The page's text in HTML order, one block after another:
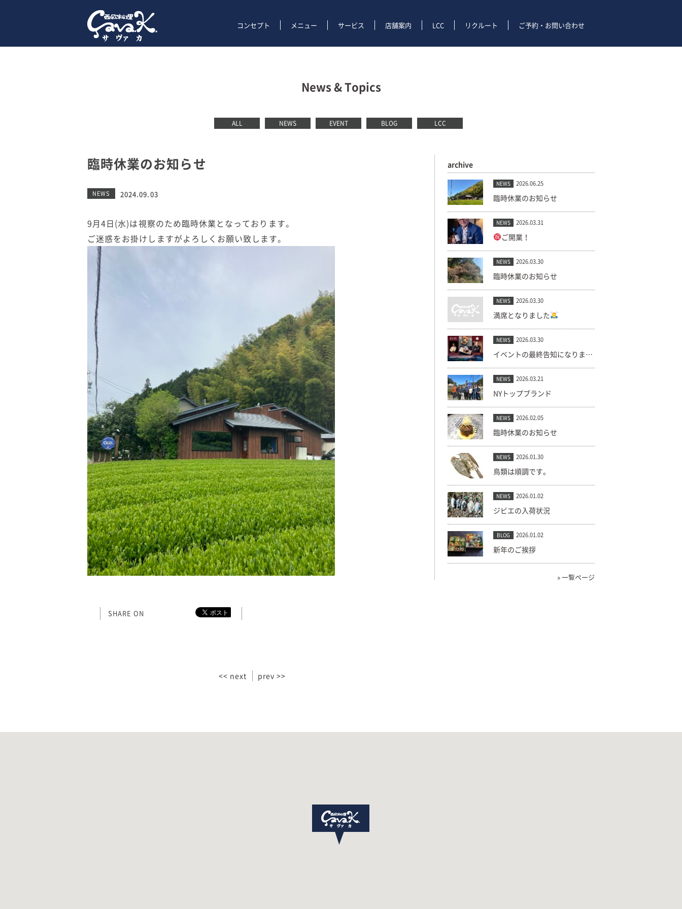
コンセプト メニュー サービス 店舗案内 LCC リクルート ご予約・お問い合わせ
News & Topics
ALL NEWS EVENT BLOG LCC
臨時休業のお知らせ
NEWS 2024.09.03
9月4日(水)は視察のため臨時休業となっております。
ご迷惑をお掛けしますがよろしくお願い致します。
SHARE ON
<< next prev >>
archive
NEWS 2026.06.25
臨時休業のお知らせ
NEWS 2026.03.31
ご開業！
NEWS 2026.03.30
臨時休業のお知らせ
NEWS 2026.03.30
満席となりました
NEWS 2026.03.30
イベントの最終告知になります。(キャンセル出ました！)
NEWS 2026.03.21
NYトップブランド
NEWS 2026.02.05
臨時休業のお知らせ
NEWS 2026.01.30
鳥類は順調です。
NEWS 2026.01.02
ジビエの入荷状況
BLOG 2026.01.02
新年のご挨拶
» 一覧ページ